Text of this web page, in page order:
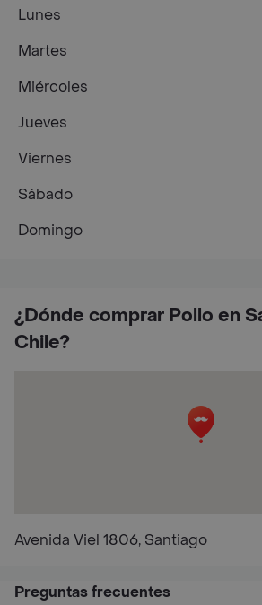
¿Dónde comprar Pollo en
Chile?
Avenida Viel 1806, Santiago
Lunes
Martes
Miércoles
Jueves
Viernes
Sábado
Domingo
Preguntas frecuentes